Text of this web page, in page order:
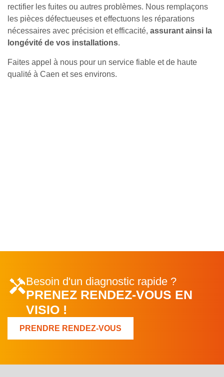
rectifier les fuites ou autres problèmes. Nous remplaçons
les pièces défectueuses et effectuons les réparations
nécessaires avec précision et efficacité, assurant ainsi la
longévité de vos installations.
Faites appel à nous pour un service fiable et de haute
qualité à Caen et ses environs.
Besoin d'un diagnostic rapide ?
PRENEZ RENDEZ-VOUS EN
VISIO !
PRENDRE RENDEZ-VOUS